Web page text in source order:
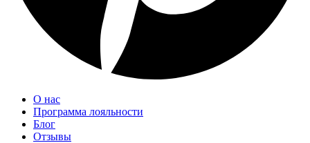
О нас
Программа лояльности
Блог
Отзывы